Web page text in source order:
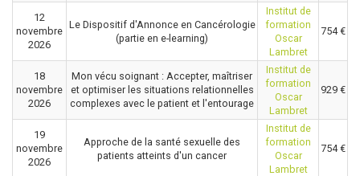
12
novembre
2026
Le Dispositif d'Annonce en Cancérologie
(partie en e-learning)
Institut de
formation
Oscar
Lambret
754 €
18
novembre
2026
Mon vécu soignant : Accepter, maîtriser
et optimiser les situations relationnelles
complexes avec le patient et l'entourage
Institut de
formation
Oscar
Lambret
929 €
19
novembre
2026
Approche de la santé sexuelle des
patients atteints d'un cancer
Institut de
formation
Oscar
Lambret
754 €